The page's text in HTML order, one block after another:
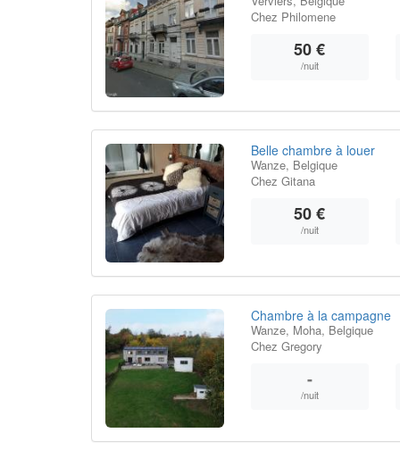
Chez Philomene
50 €
/nuit
Belle chambre à louer
Wanze, Belgique
Chez Gitana
50 €
/nuit
Chambre à la campagne
Wanze, Moha, Belgique
Chez Gregory
-
/nuit